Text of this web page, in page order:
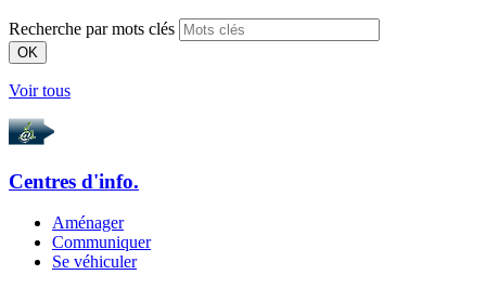
Recherche par mots clés
OK
Voir tous
Centres d'info.
Aménager
Communiquer
Se véhiculer